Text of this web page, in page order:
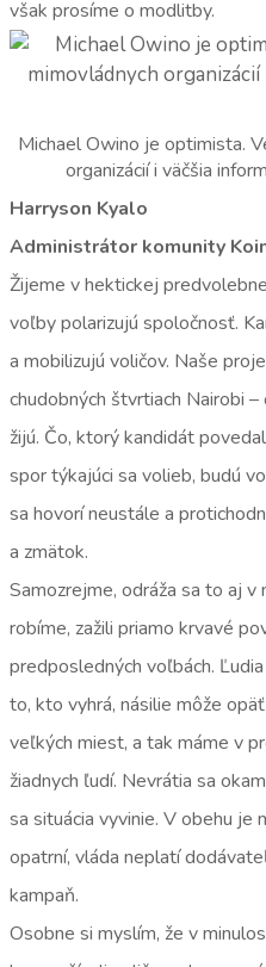
však prosíme o modlitby.
Michael Owino je optimista.
organizácií i väčšia
Harryson Kyalo
Administrátor komunity
Žijeme v hektickej
voľby polarizujú spoločnosť.
a mobilizujú voličov. Naše
chudobných štvrtiach Nairobi
žijú. Čo, ktorý kandidát
spor týkajúci sa volieb, budú
sa hovorí neustále a
a zmätok.
Samozrejme, odráža sa to aj
robíme, zažili priamo krvavé
predposledných voľbách.
to, kto vyhrá, násilie môže
veľkých miest, a tak máme v
žiadnych ľudí. Nevrátia sa
sa situácia vyvinie. V obehu je
opatrní, vláda neplatí
kampaň.
Osobne si myslím, že v